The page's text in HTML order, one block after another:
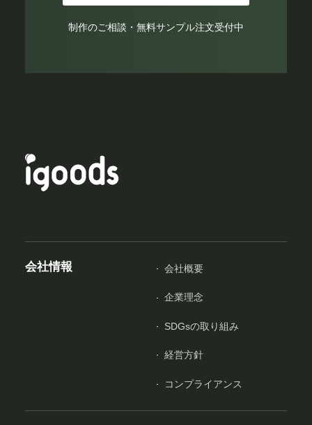
制作のご相談・無料サンプル注文受付中
会社情報 会社概要
企業理念
SDGsの取り組み
経営方針
コンプライアンス